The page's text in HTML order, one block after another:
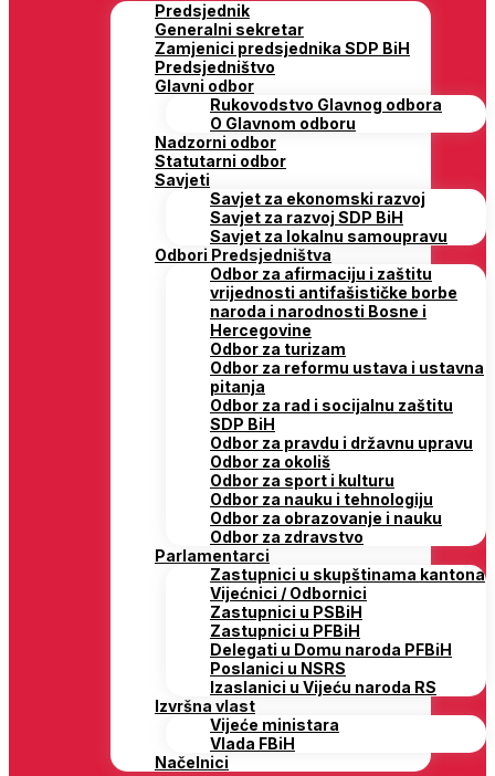
Predsjednik
Generalni sekretar
Zamjenici predsjednika SDP BiH
Predsjedništvo
Glavni odbor
Rukovodstvo Glavnog odbora
O Glavnom odboru
Nadzorni odbor
Statutarni odbor
Savjeti
Savjet za ekonomski razvoj
Savjet za razvoj SDP BiH
Savjet za lokalnu samoupravu
Odbori Predsjedništva
Odbor za afirmaciju i zaštitu
vrijednosti antifašističke borbe
naroda i narodnosti Bosne i
Hercegovine
Odbor za turizam
Odbor za reformu ustava i ustavna
pitanja
Odbor za rad i socijalnu zaštitu
SDP BiH
Odbor za pravdu i državnu upravu
Odbor za okoliš
Odbor za sport i kulturu
Odbor za nauku i tehnologiju
Odbor za obrazovanje i nauku
Odbor za zdravstvo
Parlamentarci
Zastupnici u skupštinama kantona
Vijećnici / Odbornici
Zastupnici u PSBiH
Zastupnici u PFBiH
Delegati u Domu naroda PFBiH
Poslanici u NSRS
Izaslanici u Vijeću naroda RS
Izvršna vlast
Vijeće ministara
Vlada FBiH
Načelnici